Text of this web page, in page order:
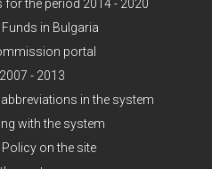
the period 2014 - 2020
in Bulgaria
portal
- 2013
in the system
with the system
on the site